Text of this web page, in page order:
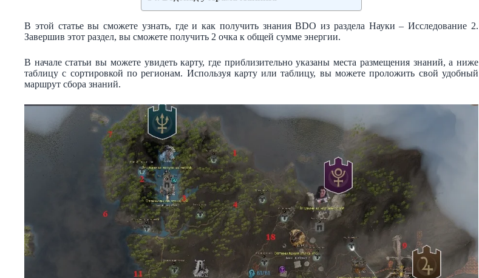
В этой статье вы сможете узнать, где и как получить знания BDO из раздела Науки – Исследование 2.
Завершив этот раздел, вы сможете получить 2 очка к общей сумме энергии.
В начале статьи вы можете увидеть карту, где приблизительно указаны места размещения знаний, а ниже
таблицу с сортировкой по регионам. Используя карту или таблицу, вы можете проложить свой удобный
маршрут сбора знаний.